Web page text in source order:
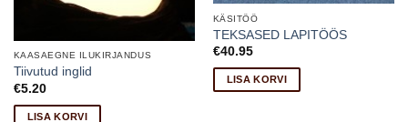
KAASAEGNE ILUKIRJANDUS
Tiivutud inglid
€5.20
LISA KORVI
KÄSITÖÖ
TEKSASED LAPITÖÖS
€40.95
LISA KORVI